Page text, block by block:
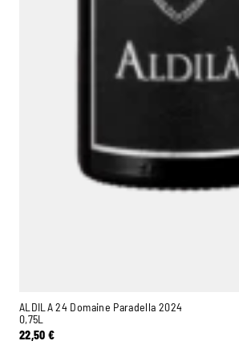
ALDILA 24 Domaine Paradella 2024
0,75L
22,50€